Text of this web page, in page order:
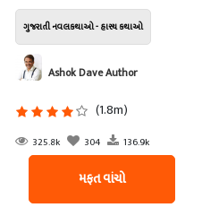
ગુજરાતી નવલકથાઓ - હાસ્ય કથાઓ
Ashok Dave Author
(1.8m)
325.8k 304 136.9k
મફત વાંચો